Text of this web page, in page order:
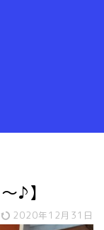
♪】
2020年12月31日